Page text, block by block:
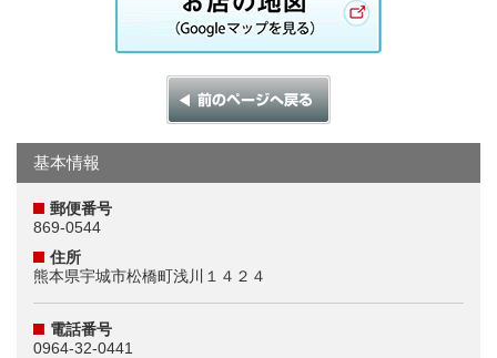
基本情報
郵便番号
869-0544
住所
熊本県宇城市松橋町浅川１４２４
電話番号
0964-32-0441